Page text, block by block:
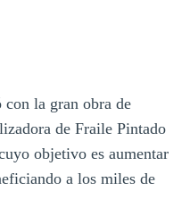
la gran obra de
de Fraile Pintado
objetivo es aumentar
a los miles de